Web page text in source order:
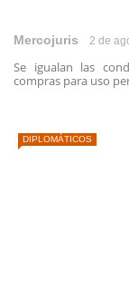
Mercojuris 2 de
Se igualan las
compras para uso
DIPLOMÁTICOS